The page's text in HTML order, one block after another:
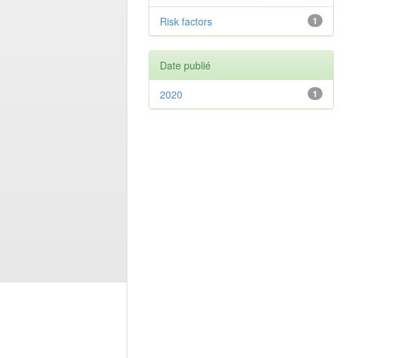
1
Risk factors
Date publié
1
2020